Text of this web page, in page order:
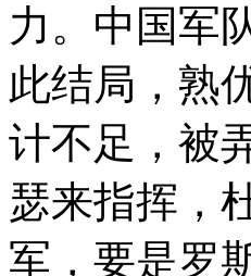
力。中国军
此结局，熟
计不足，被
瑟来指挥，
军，要是罗